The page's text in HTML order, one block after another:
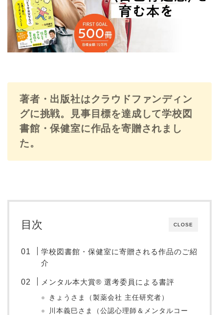
著者・出版社はクラウドファンディン
グに挑戦。見事目標を達成して学校図
書館・保健室に作品を寄贈されまし
た。
CLOSE
目次
学校図書館・保健室に寄贈される作品のご紹
介
メンタル本大賞® 選考委員による書評
きょうさま（製薬会社 主任研究者）
川本義巳さま（公認心理師＆メンタルコー